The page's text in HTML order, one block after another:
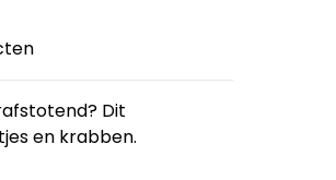
Dit
en krabben.